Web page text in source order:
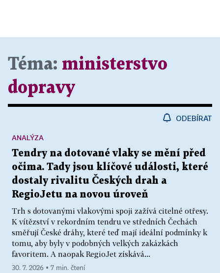
Téma: ministerstvo
dopravy
ODEBÍRAT
Tendry na dotované vlaky se mění před
očima. Tady jsou klíčové události, které
dostaly rivalitu Českých drah a
RegioJetu na novou úroveň
Trh s dotovanými vlakovými spoji zažívá citelné otřesy.
K vítězství v rekordním tendru ve středních Čechách
směřují České dráhy, které teď mají ideální podmínky k
tomu, aby byly v podobných velkých zakázkách
favoritem. A naopak RegioJet získává...
ANALÝZA
30. 7. 2026 ▪ 7 min. čtení